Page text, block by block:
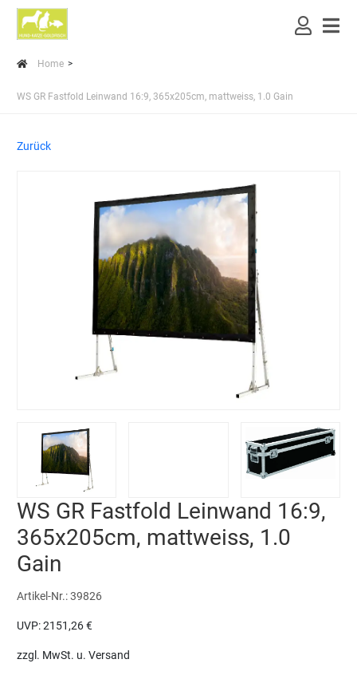
Home
WS GR Fastfold Leinwand 16:9, 365x205cm, mattweiss, 1.0 Gain
Zurück
WS GR Fastfold Leinwand 16:9,
365x205cm, mattweiss, 1.0
Gain
Artikel-Nr.:39826
UVP:2151,26 €
zzgl. MwSt. u. Versand